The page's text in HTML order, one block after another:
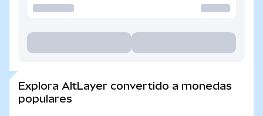
Explora AltLayer convertido a monedas
populares